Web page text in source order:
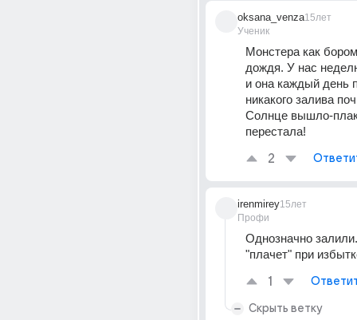
oksana_venza
Ученик
15лет
Монстера как
дождя. У нас
и она каждый день
никакого залива
Солнце вышло-
перестала!
2
irenmirey
Профи
15лет
Однозначно
"плачет" при
1
Скрыть ветку